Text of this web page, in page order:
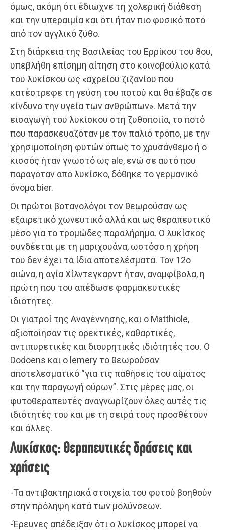
όμως, ακόμη ότι έδιωχνε τη χολερική διάθεση
και την υπεραιμία και ότι ήταν πιο φυσικό ποτό
από τον αγγλικό ζύθο.
Στη διάρκεια της Βασιλείας του Ερρίκου του 8ου,
υπεβλήθη επίσημη αίτηση στο κοινοβούλιο κατά
του λυκίσκου ως «αχρείου ζιζανίου που
κατέστρεφε τη γεύση του ποτού και θα έβαζε σε
κίνδυνο την υγεία των ανθρώπων». Μετά την
εισαγωγή του λυκίσκου στη ζυθοποιία, το ποτό
που παρασκευαζόταν με τον παλιό τρόπο, με την
χρησιμοποίηση φυτών όπως το χρυσάνθεμο ή ο
κισσός ήταν γνωστό ως ale, ενώ σε αυτό που
παραγόταν από λυκίσκο, δόθηκε το γερμανικό
όνομα bier.
Οι πρώτοι βοτανολόγοι τον θεωρούσαν ως
εξαιρετικό χωνευτικό αλλά και ως θεραπευτικό
μέσο για το τρομώδες παραλήρημα. Ο λυκίσκος
συνδέεται με τη μαριχουάνα, ωστόσο η χρήση
του δεν έχει τα ίδια αποτελέσματα. Τον 12ο
αιώνα, η αγία Χίλντεγκαρντ ήταν, αναμφίβολα, η
πρώτη που του απέδωσε φαρμακευτικές
ιδιότητες.
Οι γιατροί της Αναγέννησης, και ο Matthiole,
αξιοποίησαν τις ορεκτικές, καθαρτικές,
αντιπυρετικές και διουρητικές ιδιότητές του. Ο
Dodoens και ο lemery το θεωρούσαν
αποτελεσματικό “για τις παθήσεις του αίματος
και την παραγωγή ούρων”. Στις μέρες μας, οι
φυτοθεραπευτές αναγνωρίζουν όλες αυτές τις
ιδιότητές του και με τη σειρά τους προσθέτουν
και άλλες.
Λυκίσκος: Θεραπευτικές δράσεις και
χρήσεις
-Τα αντιβακτηριακά στοιχεία του φυτού βοηθούν
στην πρόληψη κατά των μολύνσεων.
-Έρευνες απέδειξαν ότι ο λυκίσκος μπορεί να